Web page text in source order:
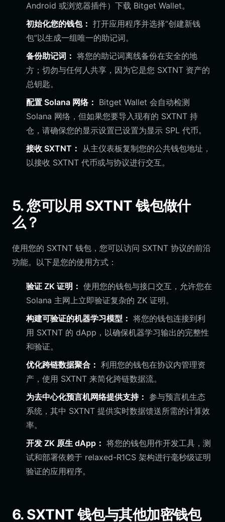
Android 或浏览器插件）下载 Bitget Wallet。
初始化您的钱包： 打开应用程序并选择“创建新钱
包”以生成一组唯一的助记词。
备份助记词： 将您的助记词离线备份在安全的地
方；切勿与任何人共享，因为它是您 SXTNT 资产的
总钥匙。
配置 Solana 网络： Bitget Wallet 会自动检测
Solana 网络，但如果您要导入现有的 SXTNT 持
仓，请确保您的显示设置已设置为显示 SPL 代币。
接收 SXTNT： 从主仪表板复制您的公共钱包地址，
以接收 SXTNT 代币或与协议进行交互。
5. 您可以用 SXTNT 钱包做什
么？
使用您的 SXTNT 钱包，您可以访问 SXTNT 协议的前沿
功能。以下是您的使用方式：
验证 ZK 证明： 使用您的钱包与接口交互，允许您在
Solana 主网上立即验证复杂的 ZK 证明。
构建可验证的机器学习模型： 将您的钱包连接到利
用 SXTNT 的 dApp，以确保机器学习输出的完整性
和验证。
优化跨链数据聚合： 利用您的钱包在协议内管理资
产，使用 SXTNT 来简化跨链数据流。
为去中心化预言机网络提供支持： 参与预言机生态
系统，其中 SXTNT 提供实时数据馈送所需的计算效
率。
开发 ZK 原生 dApp： 将您的钱包用作开发工具，测
试和部署依赖于 relaxed-R1CS 架构进行毫秒级证明
验证的应用程序。
6. SXTNT 钱包与其他加密钱包